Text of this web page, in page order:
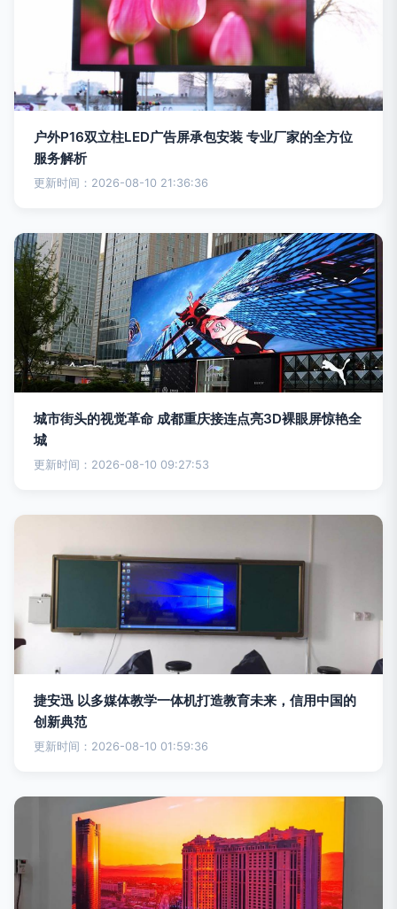
户外P16双立柱LED广告屏承包安装 专业厂家的全方位
服务解析
更新时间：2026-08-10 21:36:36
城市街头的视觉革命 成都重庆接连点亮3D裸眼屏惊艳全
城
更新时间：2026-08-10 09:27:53
捷安迅 以多媒体教学一体机打造教育未来，信用中国的
创新典范
更新时间：2026-08-10 01:59:36